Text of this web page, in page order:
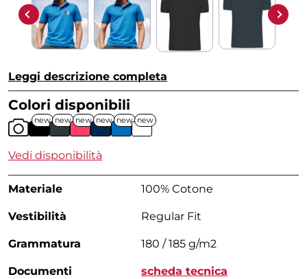
Leggi descrizione completa
Colori disponibili
new new new new new new
Vedi disponibilità
Materiale 100% Cotone
Vestibilità Regular Fit
Grammatura 180 / 185 g/m2
Documenti scheda tecnica